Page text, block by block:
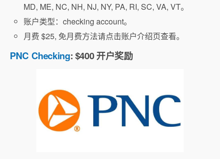
MD, ME, NC, NH, NJ, NY, PA, RI, SC, VA, VT。
账户类型：checking account。
月费 $25, 免月费方法请点击账户介绍页查看。
PNC Checking: $400 开户奖励